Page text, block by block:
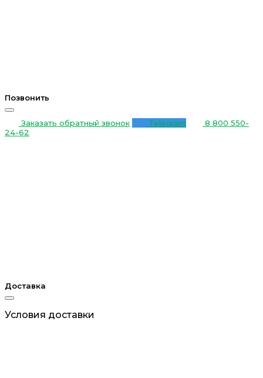
Позвонить
Заказать обратный звонок Telegram
8 800 550-
24-62
Доставка
Условия доставки